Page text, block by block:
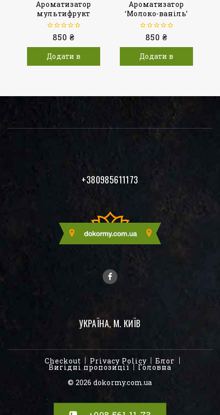
Ароматизатор
мультифрукт
5
850 ₴
Додати в
кошик
Ароматизатор
‘Молоко-ваніль’
5
850 ₴
Додати в
кошик
+380985611173
УКРАЇНА, М. КИЇВ
Checkout Privacy Policy Блог
Вигідні пропозиції
Головна
© 2026 dokormy.com.ua